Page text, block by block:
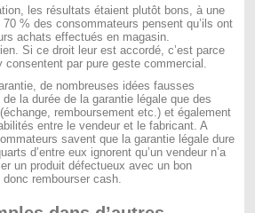
les résultats étaient plutôt bons, à une
% des consommateurs pensent qu’ils ont
achats effectués en magasin.
Si ce droit leur est accordé, c’est parce
consentent par pure geste commercial.
de nombreuses idées fausses
la durée de la garantie légale que des
remboursement etc.) et également
entre le vendeur et le fabricant. A
savent que la garantie légale dure
d’entre eux ignorent qu’un vendeur n’a
un produit défectueux avec un bon
donc rembourser cash.